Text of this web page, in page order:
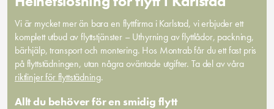
Vi är mycket mer än bara en flyttfirma i Karlstad, vi erbjuder ett
komplett utbud av flyttstjänster – Uthyrning av flyttlådor, packning,
bärhjälp, transport och montering. Hos Montrab får du ett fast pris
på flyttstädningen, utan några oväntade utgifter. Ta del av våra
riktlinjer för flyttstädning.
Allt du behöver för en smidig flytt